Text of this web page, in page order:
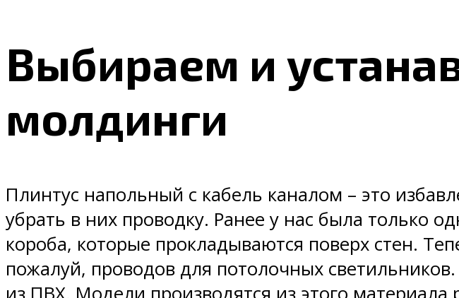
Выбираем и
молдинги
Плинтус напольный с кабель каналом – это
убрать в них проводку. Ранее у нас была только
короба, которые прокладываются поверх стен.
пожалуй, проводов для потолочных